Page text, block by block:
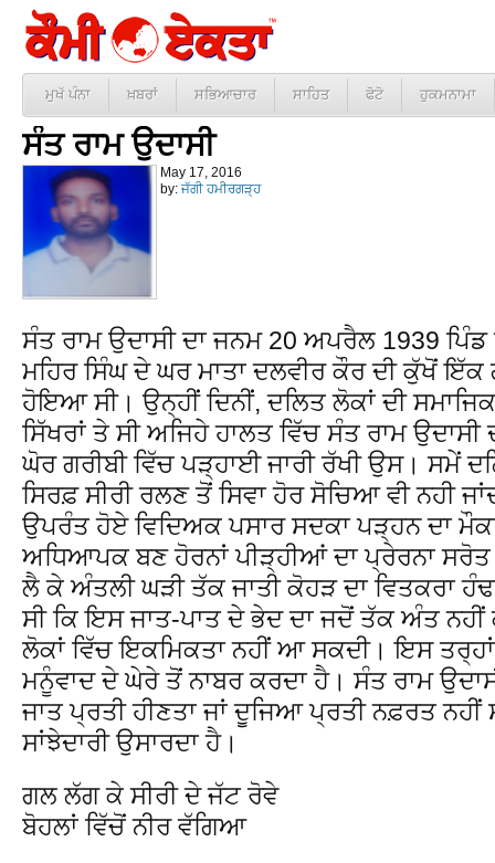
ਮੁਖੱ ਪੰਨਾ ਖ਼ਬਰਾਂ ਸਭਿਆਚਾਰ ਸਾਹਿਤ ਫੋਟੋ ਹੁਕਮਨਾਮਾ
ਸੰਤ ਰਾਮ ਉਦਾਸੀ
May 17, 2016
by: ਜੱਗੀ ਹਮੀਰਗੜ੍ਹ
ਸੰਤ ਰਾਮ ਉਦਾਸੀ ਦਾ ਜਨਮ 20 ਅਪਰੈਲ 1939 ਪਿੰਡ
ਮਹਿਰ ਸਿੰਘ ਦੇ ਘਰ ਮਾਤਾ ਦਲਵੀਰ ਕੌਰ ਦੀ ਕੁੱਖੋਂ ਇੱਕ
ਹੋਇਆ ਸੀ। ਉਨ੍ਹੀਂ ਦਿਨੀਂ, ਦਲਿਤ ਲੋਕਾਂ ਦੀ
ਸਿੱਖਰਾਂ ਤੇ ਸੀ ਅਜਿਹੇ ਹਾਲਤ ਵਿੱਚ ਸੰਤ ਰਾਮ
ਘੋਰ ਗਰੀਬੀ ਵਿੱਚ ਪੜ੍ਹਾਈ ਜਾਰੀ ਰੱਖੀ ਉਸ। ਸਮੇਂ
ਸਿਰਫ਼ ਸੀਰੀ ਰਲਣ ਤੋਂ ਸਿਵਾ ਹੋਰ ਸੋਚਿਆ ਵੀ ਨਹੀ
ਉਪਰੰਤ ਹੋਏ ਵਿਦਿਅਕ ਪਸਾਰ ਸਦਕਾ ਪੜ੍ਹਨ ਦਾ
ਅਧਿਆਪਕ ਬਣ ਹੋਰਨਾਂ ਪੀੜ੍ਹੀਆਂ ਦਾ ਪ੍ਰੇਰਨਾ
ਲੈ ਕੇ ਅੰਤਲੀ ਘੜੀ ਤੱਕ ਜਾਤੀ ਕੋਹੜ ਦਾ ਵਿਤਕਰਾ
ਸੀ ਕਿ ਇਸ ਜਾਤ-ਪਾਤ ਦੇ ਭੇਦ ਦਾ ਜਦੋਂ ਤੱਕ ਅੰਤ ਨਹੀਂ
ਲੋਕਾਂ ਵਿੱਚ ਇਕਮਿਕਤਾ ਨਹੀਂ ਆ ਸਕਦੀ। ਇਸ
ਮਨੂੰਵਾਦ ਦੇ ਘੇਰੇ ਤੋਂ ਨਾਬਰ ਕਰਦਾ ਹੈ। ਸੰਤ ਰਾਮ
ਜਾਤ ਪ੍ਰਤੀ ਹੀਣਤਾ ਜਾਂ ਦੂਜਿਆ ਪ੍ਰਤੀ ਨਫ਼ਰਤ
ਸਾਂਝੇਦਾਰੀ ਉਸਾਰਦਾ ਹੈ।
ਗਲ ਲੱਗ ਕੇ ਸੀਰੀ ਦੇ ਜੱਟ ਰੋਵੇ
ਬੋਹਲਾਂ ਵਿੱਚੋਂ ਨੀਰ ਵੱਗਿਆ